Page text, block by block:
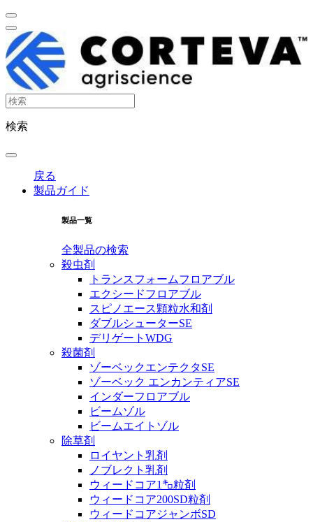
検索
戻る
製品ガイド
製品一覧
全製品の検索
殺虫剤
トランスフォームフロアブル
エクシードフロアブル
スピノエース顆粒水和剤
ダブルシューターSE
デリゲートWDG
殺菌剤
ゾーベックエンテクタSE
ゾーベック エンカンティアSE
インダーフロアブル
ビームゾル
ビームエイトゾル
除草剤
ロイヤント乳剤
ノブレクト乳剤
ウィードコア1㌔粒剤
ウィードコア200SD粒剤
ウィードコアジャンボSD